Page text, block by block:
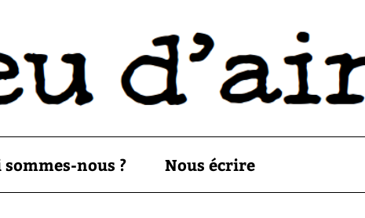
sommes-nous ? Nous écrire